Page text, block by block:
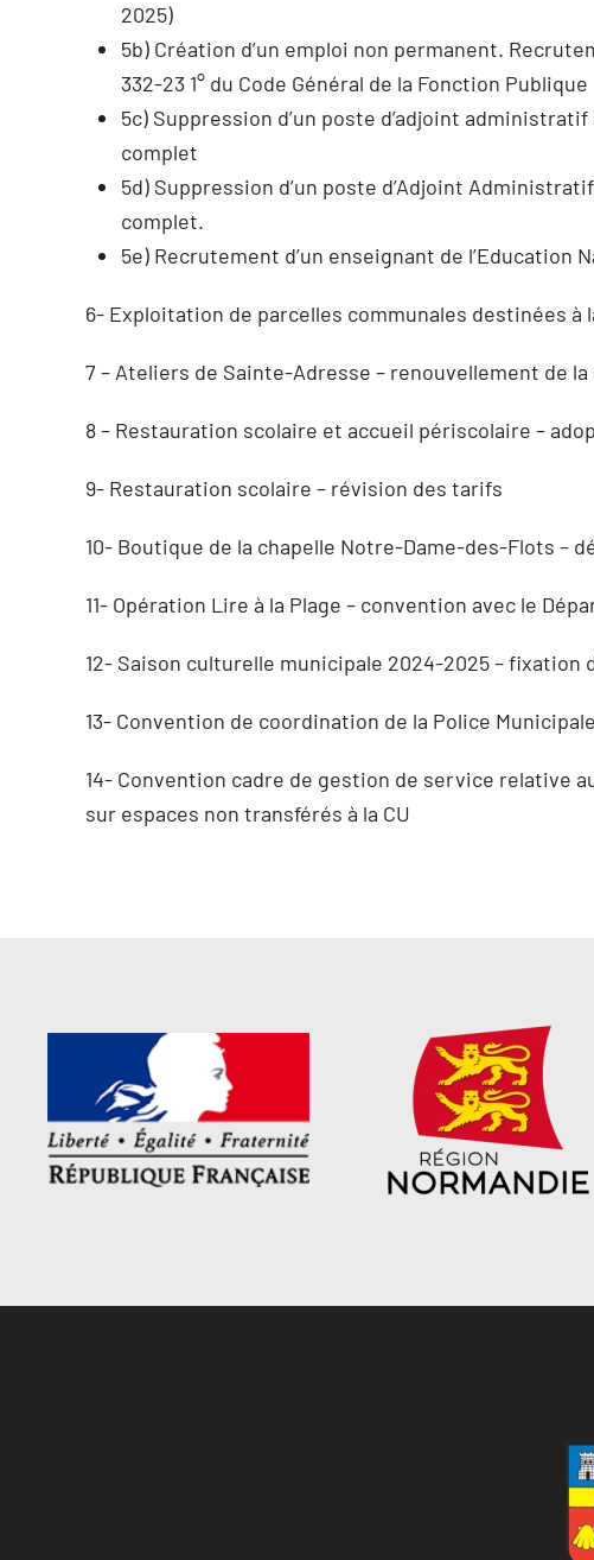
2025)
5b) Création d’un emploi non permanent.
332-23 1° du Code Général de la Fonction Publique
5c) Suppression d’un poste d’adjoint
complet
5d) Suppression d’un poste d’Adjoint
complet.
5e) Recrutement d’un enseignant de
6- Exploitation de parcelles communales destinées à
7 – Ateliers de Sainte-Adresse – renouvellement de
8 – Restauration scolaire et accueil périscolaire –
9- Restauration scolaire – révision des tarifs
10- Boutique de la chapelle Notre-Dame-des-Flots –
11- Opération Lire à la Plage – convention avec le
12- Saison culturelle municipale 2024-2025 – fixation
13- Convention de coordination de la Police
14- Convention cadre de gestion de service relative
sur espaces non transférés à la CU